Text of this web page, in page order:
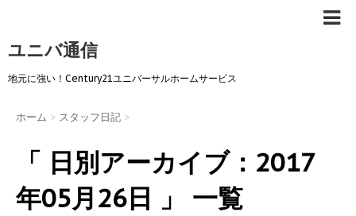
ユニバ通信
地元に強い！Century21ユニバーサルホームサービス
ホーム > スタッフ日記 >
「 日別アーカイブ：2017
年05月26日 」 一覧